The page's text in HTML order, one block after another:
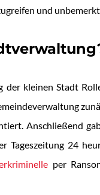
und
kleinen Stadt
Anschließend
Tageszeitung 24
per